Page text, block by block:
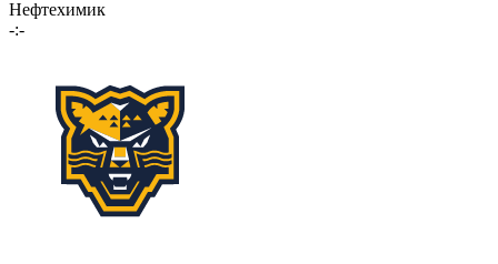
Нефтехимик
-:-